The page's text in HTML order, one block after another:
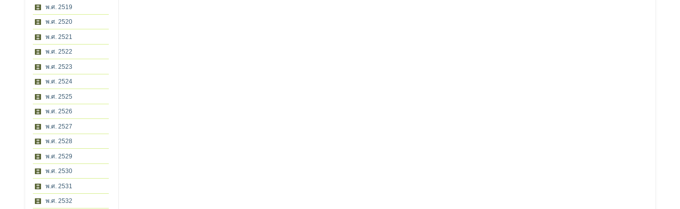
พ.ศ. 2519
พ.ศ. 2520
พ.ศ. 2521
พ.ศ. 2522
พ.ศ. 2523
พ.ศ. 2524
พ.ศ. 2525
พ.ศ. 2526
พ.ศ. 2527
พ.ศ. 2528
พ.ศ. 2529
พ.ศ. 2530
พ.ศ. 2531
พ.ศ. 2532